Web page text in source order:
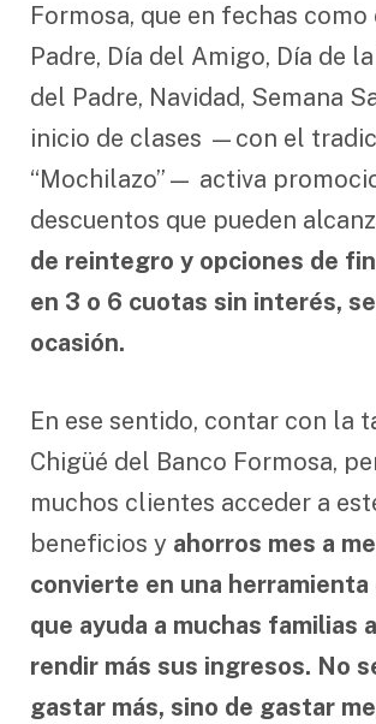
Formosa, que en fechas como
Padre, Día del Amigo, Día de
del Padre, Navidad, Semana
inicio de clases —con el
“Mochilazo”— activa
descuentos que pueden
de reintegro y opciones de
en 3 o 6 cuotas sin interés,
ocasión.
En ese sentido, contar con la
Chigüé del Banco Formosa,
muchos clientes acceder a
beneficios y ahorros mes a
convierte en una
que ayuda a muchas familias
rendir más sus ingresos. No
gastar más, sino de gastar